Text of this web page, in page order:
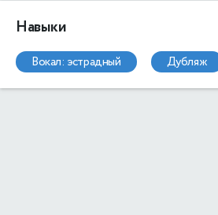
Навыки
вокал: эстрадный дубляж